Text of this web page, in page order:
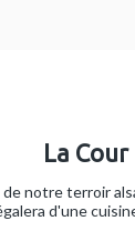
La Cour
de notre terroir
d'une